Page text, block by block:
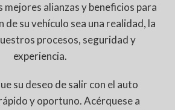
mejores alianzas y beneficios para
de su vehículo sea una realidad, la
procesos, seguridad y
experiencia.
su deseo de salir con el auto
y oportuno. Acérquese a